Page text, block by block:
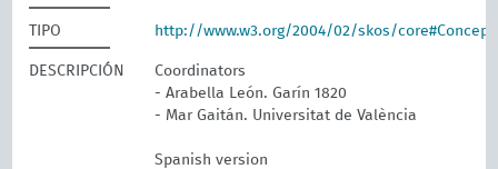
TIPO http://www.w3.org/2004/02/skos/
DESCRIPCIÓN
Coordinators
- Arabella León. Garín 1820
- Mar Gaitán. Universitat de València
Spanish version